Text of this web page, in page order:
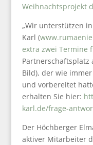
Weihnachtsprojekt
„Wir unterstützen
Karl (
extra zwei Termine
Partnerschaftsplatz
Bild), der wie
und vorbereitet
erhalten Sie hier:
karl.de/frage-
Der Höchberger
aktiver Mitarbeiter